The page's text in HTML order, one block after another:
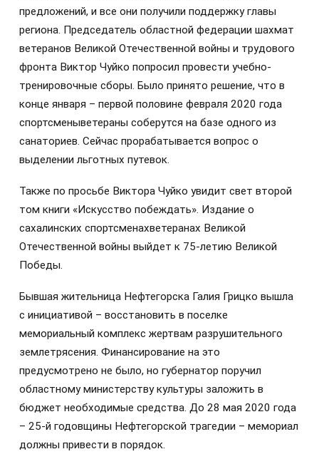
предложений, и все они получили поддержку главы
региона. Председатель областной федерации шахмат
ветеранов Великой Отечественной войны и трудового
фронта Виктор Чуйко попросил провести учебно-
тренировочные сборы. Было принято решение, что в
конце января – первой половине февраля 2020 года
спортсменыветераны соберутся на базе одного из
санаториев. Сейчас прорабатывается вопрос о
выделении льготных путевок.
Также по просьбе Виктора Чуйко увидит свет второй
том книги «Искусство побеждать». Издание о
сахалинских спортсменахветеранах Великой
Отечественной войны выйдет к 75-летию Великой
Победы.
Бывшая жительница Нефтегорска Галия Грицко вышла
с инициативой – восстановить в поселке
мемориальный комплекс жертвам разрушительного
землетрясения. Финансирование на это
предусмотрено не было, но губернатор поручил
областному министерству культуры заложить в
бюджет необходимые средства. До 28 мая 2020 года
– 25-й годовщины Нефтегорской трагедии – мемориал
должны привести в порядок.